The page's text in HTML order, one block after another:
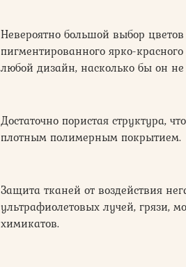
Невероятно большой выбор
пигментированного ярко-
любой дизайн, насколько бы он
Достаточно пористая структура,
плотным полимерным покрытием.
Защита тканей от воздействия
ультрафиолетовых лучей, грязи,
химикатов.